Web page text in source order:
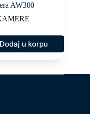
AW300
Dodaj u korpu